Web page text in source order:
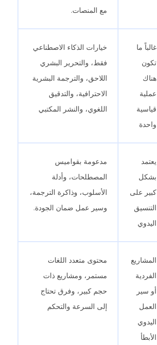
مع المنصات.
غالباً ما
تكون
هناك
عملية
قياسية
واحدة
خيارات الذكاء الاصطناعي
فقط، والتحرير البشري
اللاحق، والترجمة البشرية
الاحترافية، والتدقيق
اللغوي، والنشر المكتبي
يعتمد
بشكل
كبير على
التنسيق
اليدوي
مدعومة بقواميس
المصطلحات، وأدلة
الأسلوب، وذاكرة الترجمة،
وسير عمل ضمان الجودة.
المشاريع
الفردية
أو سير
العمل
اليدوي
الأبطأ
محتوى متعدد اللغات
مستمر، ومشاريع ذات
حجم كبير، وفرق تحتاج
إلى السرعة والتحكم